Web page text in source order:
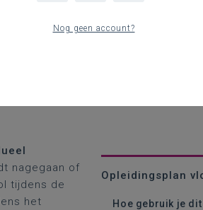
Opleidingsplan
Hoe gebruik je
nagegaan of
tijdens de
het
Nog geen account?